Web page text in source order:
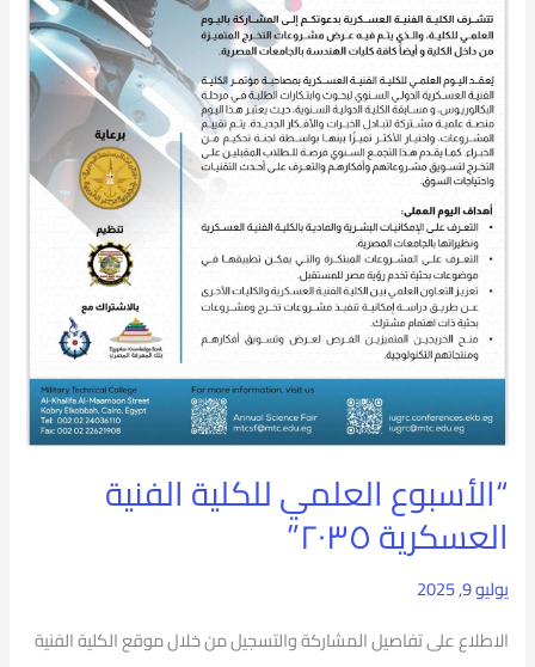
“الأسبوع العلمي للكلية الفنية
العسكرية ٢٠٣٥”
يوليو 9, 2025
الاطلاع على تفاصيل المشاركة والتسجيل من خلال موقع الكلية الفنية
٢٠٣٥”